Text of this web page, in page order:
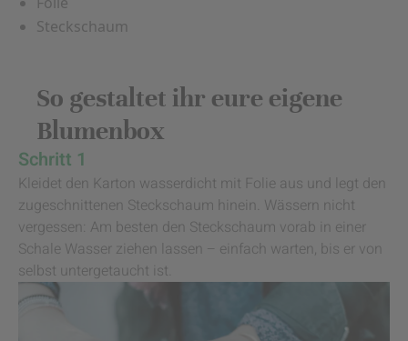
Steckschaum
So gestaltet ihr eure eigene
Blumenbox
Schritt 1
Kleidet den Karton wasserdicht mit Folie aus und legt den
zugeschnittenen Steckschaum hinein. Wässern nicht
vergessen: Am besten den Steckschaum vorab in einer
Schale Wasser ziehen lassen – einfach warten, bis er von
selbst untergetaucht ist.